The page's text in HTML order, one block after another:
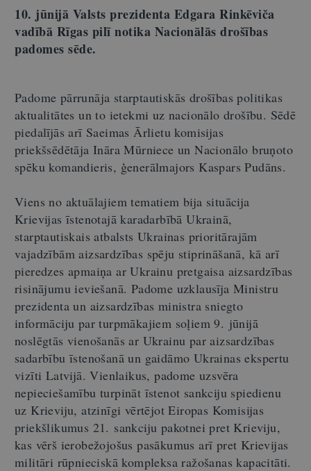
10. jūnijā Valsts prezidenta Edgara Rinkēviča
vadībā Rīgas pilī notika Nacionālās drošības
padomes sēde.
Padome pārrunāja starptautiskās drošības politikas
aktualitātes un to ietekmi uz nacionālo drošību. Sēdē
piedalījās arī Saeimas Ārlietu komisijas
priekšsēdētāja Ināra Mūrniece un Nacionālo bruņoto
spēku komandieris, ģenerālmajors Kaspars Pudāns.
Viens no aktuālajiem tematiem bija situācija
Krievijas īstenotajā karadarbībā Ukrainā,
starptautiskais atbalsts Ukrainas prioritārajām
vajadzībām aizsardzības spēju stiprināšanā, kā arī
pieredzes apmaiņa ar Ukrainu pretgaisa aizsardzības
risinājumu ieviešanā. Padome uzklausīja Ministru
prezidenta un aizsardzības ministra sniegto
informāciju par turpmākajiem soļiem 9. jūnijā
noslēgtās vienošanās ar Ukrainu par aizsardzības
sadarbību īstenošanā un gaidāmo Ukrainas ekspertu
vizīti Latvijā. Vienlaikus, padome uzsvēra
nepieciešamību turpināt īstenot sankciju spiedienu
uz Krieviju, atzinīgi vērtējot Eiropas Komisijas
priekšlikumus 21. sankciju pakotnei pret Krieviju,
kas vērš ierobežojošus pasākumus arī pret Krievijas
militāri rūpnieciskā kompleksa ražošanas kapacitāti.